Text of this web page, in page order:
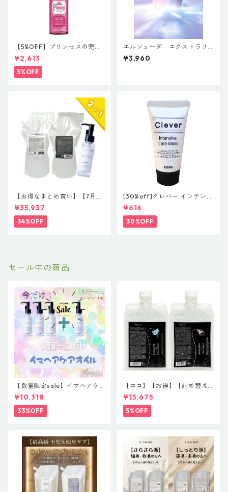
【5%OFF】プリンセスの完璧
ヘアケア 【レブロン プロフ
ェッショナル イクエイブ キッ
ズ プリンセスルックディタン
グリング コンディショナー】
¥2,613
5%OFF
エルジューダ エクストラリ
ペア 「EXTRA REPAIR SERU
M」＆「EXTRA REPAIR MILK
¥3,960
【お得なまとめ買い】【7月末
まで限定】驚愕の2+1企画！#
イマヘア 贅沢コンプリートセ
ット 「今の髪が、一番好きに
なる。」
¥35,937
34%OFF
[30%off]クレバー インテンシ
ブ ケア マスク 30g 希望小売
価格 ¥800 (税抜)
¥616
30%OFF
セール中の商品
【数量限定sale】イマヘアケ
アオイル３＋１ キャンペー
ン 今だけまとめ買い 4個セ
ット
¥10,318
33%OFF
【エコ】【お得】【詰め替え
セット】HSC強髪shampoo10
00ml＆treatment 1000g
¥15,675
5%OFF